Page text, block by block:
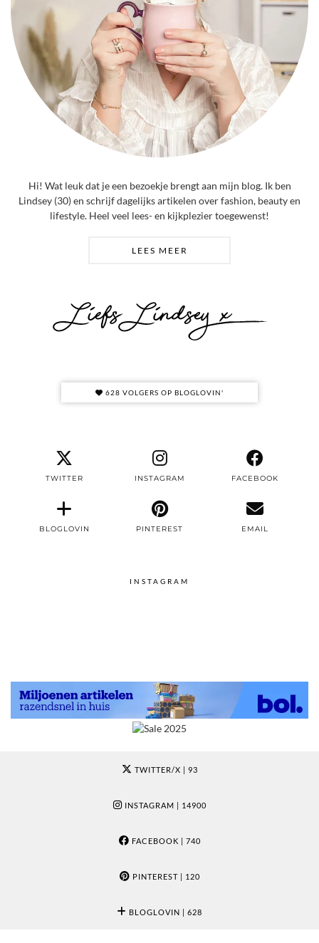
Hi! Wat leuk dat je een bezoekje brengt aan mijn blog. Ik ben
Lindsey (30) en schrijf dagelijks artikelen over fashion, beauty en
lifestyle. Heel veel lees- en kijkplezier toegewenst!
LEES MEER
628 VOLGERS OP BLOGLOVIN'
TWITTER INSTAGRAM FACEBOOK
BLOGLOVIN PINTEREST EMAIL
INSTAGRAM
TWITTER/X | 93
INSTAGRAM | 14900
FACEBOOK | 740
PINTEREST| 120
BLOGLOVIN | 628